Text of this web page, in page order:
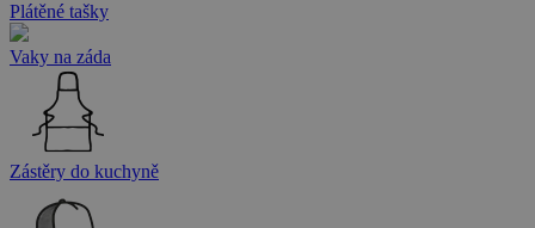
Plátěné tašky
Vaky na záda
Zástěry do kuchyně